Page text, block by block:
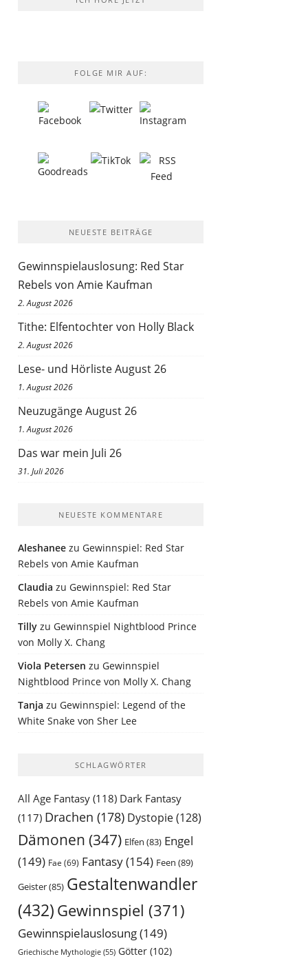
FOLGE MIR AUF:
NEUESTE BEITRÄGE
Gewinnspielauslosung: Red Star
Rebels von Amie Kaufman
2. August 2026
Tithe: Elfentochter von Holly Black
2. August 2026
Lese- und Hörliste August 26
1. August 2026
Neuzugänge August 26
1. August 2026
Das war mein Juli 26
31. Juli 2026
NEUESTE KOMMENTARE
Aleshanee zu Gewinnspiel: Red Star
Rebels von Amie Kaufman
Claudia zu Gewinnspiel: Red Star
Rebels von Amie Kaufman
Tilly zu Gewinnspiel Nightblood Prince
von Molly X. Chang
Viola Petersen zu Gewinnspiel
Nightblood Prince von Molly X. Chang
Tanja zu Gewinnspiel: Legend of the
White Snake von Sher Lee
SCHLAGWÖRTER
All Age Fantasy (118) Dark Fantasy
(117) Drachen (178) Dystopie(128)
Dämonen (347) Elfen (83) Engel
(149) Fae (69) Fantasy(154) Feen (89)
Geister(85) Gestaltenwandler
(432) Gewinnspiel (371)
Gewinnspielauslosung(149)
Griechische Mythologie (55) Götter (102)